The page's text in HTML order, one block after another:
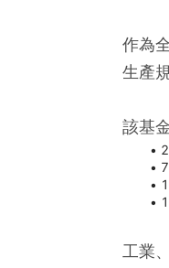
作為
生產
該基
工業